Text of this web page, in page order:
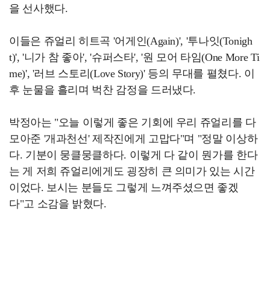
을 선사했다.
이들은 쥬얼리 히트곡 '어게인(Again)', '투나잇(Tonigh
t)', '니가 참 좋아', '슈퍼스타', '원 모어 타임(One More Ti
me)', '러브 스토리(Love Story)' 등의 무대를 펼쳤다. 이
후 눈물을 흘리며 벅찬 감정을 드러냈다.
박정아는 "오늘 이렇게 좋은 기회에 우리 쥬얼리를 다
모아준 '개과천선' 제작진에게 고맙다"며 "정말 이상하
다. 기분이 뭉클뭉클하다. 이렇게 다 같이 뭔가를 한다
는 게 저희 쥬얼리에게도 굉장히 큰 의미가 있는 시간
이었다. 보시는 분들도 그렇게 느껴주셨으면 좋겠
다"고 소감을 밝혔다.